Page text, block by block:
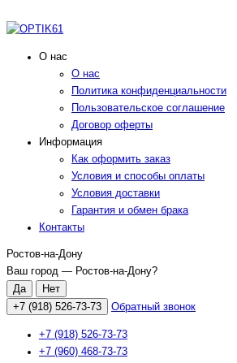
О нас
О нас
Политика конфиденциальности
Пользовательское соглашение
Договор оферты
Информация
Как оформить заказ
Условия и способы оплаты
Условия доставки
Гарантия и обмен брака
Контакты
Ростов-на-Дону
Ваш город — Ростов-на-Дону?
+7 (918) 526-73-73 Обратный звонок
+7 (918) 526-73-73
+7 (960) 468-73-73